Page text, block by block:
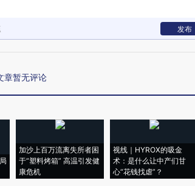
发布
章暂无评论
加沙上百万流离失所者困
于“塑料烤箱” 高温引发健
康危机
视线｜HYROX的吸金
术：是什么让中产们甘
心“花钱找虐”？